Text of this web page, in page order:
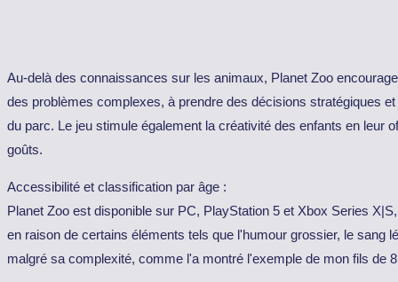
Au-delà des connaissances sur les animaux, Planet Zoo
des problèmes complexes, à prendre des décisions stratégiques
du parc. Le jeu stimule également la créativité des enfants en leur
goûts.
Accessibilité et classification par âge :
Planet Zoo est disponible sur PC, PlayStation 5 et Xbox Series
en raison de certains éléments tels que l'humour grossier, le sang
malgré sa complexité, comme l'a montré l'exemple de mon fils de